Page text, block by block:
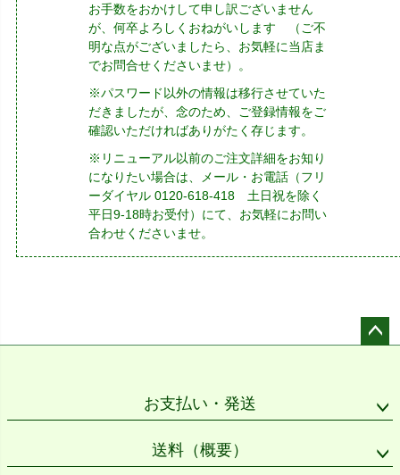
お手数をおかけして申し訳ございません
が、何卒よろしくおねがいします （ご不
明な点がございましたら、お気軽に当店ま
でお問合せくださいませ）。
※パスワード以外の情報は移行させていた
だきましたが、念のため、ご登録情報をご
確認いただければありがたく存じます。
※リニューアル以前のご注文詳細をお知り
になりたい場合は、メール・お電話（フリ
ーダイヤル 0120-618-418 土日祝を除く
平日9-18時お受付）にて、お気軽にお問い
合わせくださいませ。
お支払い・発送
送料（概要）